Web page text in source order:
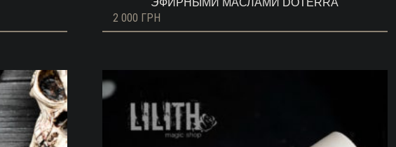
ЭФИРНЫМИ МАСЛАМИ DŌTERRA
2 000 ГРН